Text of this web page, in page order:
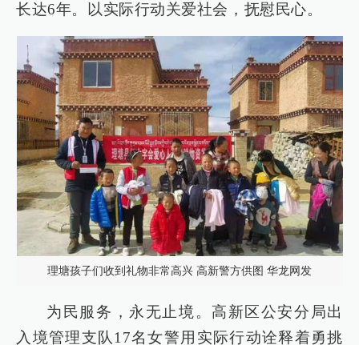
长达6年。以实际行动关爱社会，抚慰民心。
理塘孩子们收到礼物非常高兴 高新警方供图 华龙网发
为民服务，永无止境。高新区公安分局出
入境管理支队17名女警用实际行动诠释着勇挑